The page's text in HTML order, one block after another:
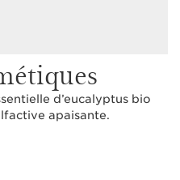
d’eucalyptus bio
apaisante.